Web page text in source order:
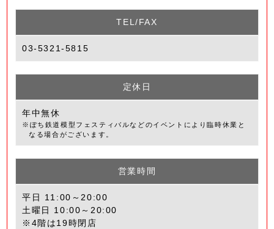
TEL/FAX
03-5321-5815
定休日
年中無休
※ぽち鉄道模型フェスティバルなどのイベントにより臨時休業と
なる場合がございます。
営業時間
平日 11:00～20:00
土曜日 10:00～20:00
※4階は19時閉店